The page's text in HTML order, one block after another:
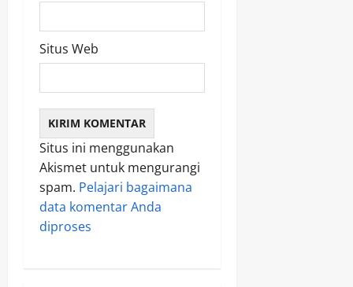
Situs Web
Situs ini menggunakan
Akismet untuk mengurangi
spam. Pelajari bagaimana
data komentar Anda
diproses